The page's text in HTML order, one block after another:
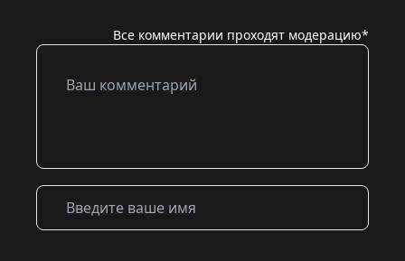
Все комментарии проходят модерацию*